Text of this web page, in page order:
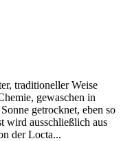
traditioneller Weise
gewaschen in
getrocknet, eben so
wird ausschließlich aus
der Locta...